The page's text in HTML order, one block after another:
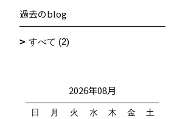
過去のblog
すべて (2)
2026年08月
日 月 火 水 木 金
土